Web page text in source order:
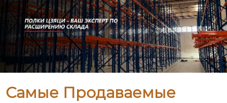
Самые Продаваемые